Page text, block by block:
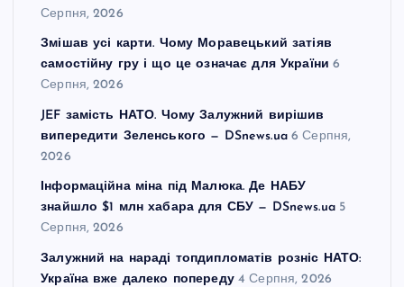
Серпня, 2026
Змішав усі карти. Чому Моравецький затіяв
самостійну гру і що це означає для України 6
Серпня, 2026
JEF замість НАТО. Чому Залужний вирішив
випередити Зеленського — DSnews.ua 6 Серпня,
2026
Інформаційна міна під Малюка. Де НАБУ
знайшло $1 млн хабара для СБУ — DSnews.ua 5
Серпня, 2026
Залужний на нараді топдипломатів розніс НАТО:
Україна вже далеко попереду 4 Серпня, 2026